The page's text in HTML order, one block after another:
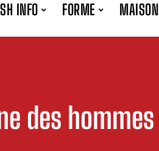
INFO FORME MAISON
des hommes